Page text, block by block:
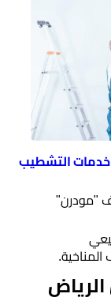
خدمات التشطيب
"مودرن"